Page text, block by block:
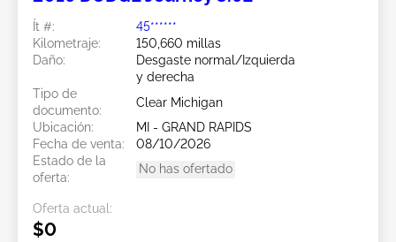
Ít #:
45******
Kilometraje:
150,660 millas
Daño:
Desgaste normal/Izquierda
y derecha
Tipo de
documento:
Clear Michigan
Ubicación:
MI - GRAND RAPIDS
Fecha de venta:
08/10/2026
Estado de la
oferta:
No has ofertado
Oferta actual:
$0